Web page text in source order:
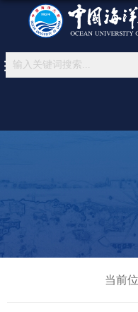
当前